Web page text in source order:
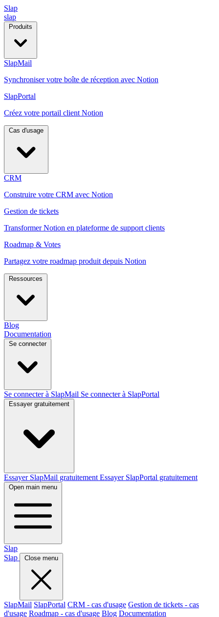
Slap
slap
Produits
SlapMail
Synchroniser votre boîte de réception avec Notion
SlapPortal
Créez votre portail client Notion
Cas d'usage
CRM
Construire votre CRM avec Notion
Gestion de tickets
Transformer Notion en plateforme de support clients
Roadmap & Votes
Partagez votre roadmap produit depuis Notion
Ressources
Blog
Documentation
Se connecter
Se connecter à SlapMail Se connecter à SlapPortal
Essayer gratuitement
Essayer SlapMail gratuitement Essayer SlapPortal gratuitement
Open main menu
Slap
Slap
Close menu
SlapMail SlapPortal CRM - cas d'usage Gestion de tickets - cas
d'usage Roadmap - cas d'usage Blog Documentation